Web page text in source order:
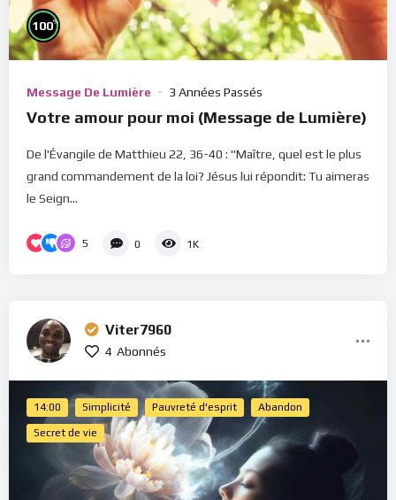
100%
Message De Lumière 3 Années Passés
Votre amour pour moi (Message de Lumière)
De l'Évangile de Matthieu 22, 36-40 : "Maître, quel est le plus
grand commandement de la loi? Jésus lui répondit: Tu aimeras
le Seign...
5 0 1K
Viter7960
4 Abonnés
14:00 Simplicité Pauvreté d'esprit Abandon
Secret de vie